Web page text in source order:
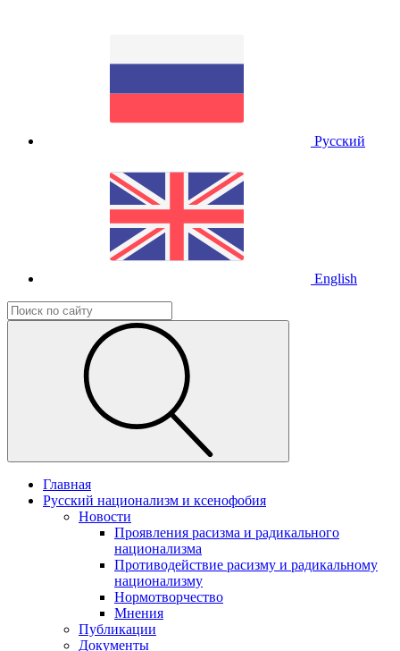
Русский
English
Главная
Русский национализм и ксенофобия
Новости
Проявления расизма и радикального
национализма
Противодействие расизму и радикальному
национализму
Нормотворчество
Мнения
Публикации
Документы